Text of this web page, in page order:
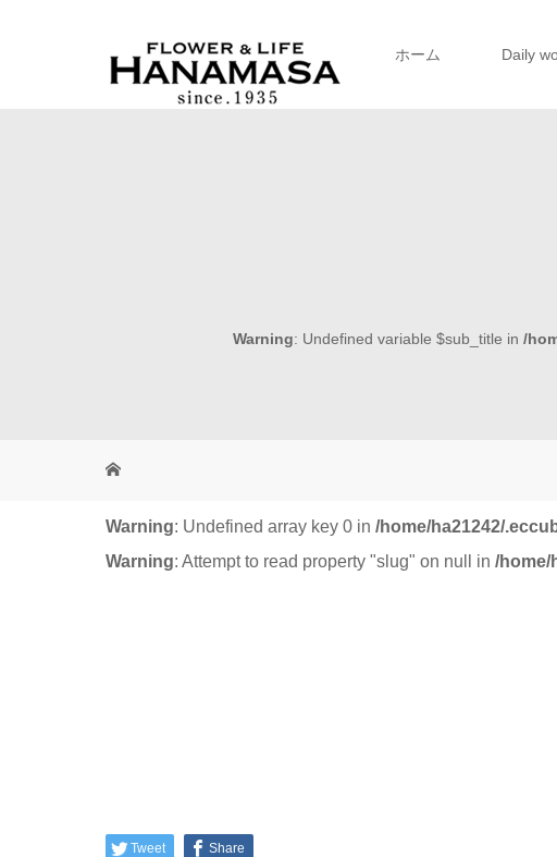
ホーム Daily
Warning: Undefined variable $sub_title in /
Warning: Undefined array key 0 in /home/ha21242/
Warning: Attempt to read property "slug" on null in /home/
Tweet Share